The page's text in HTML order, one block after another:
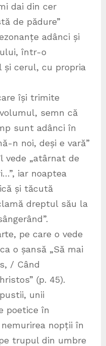
dai din cer
de pădure”
adânci și
într-o
și cerul, cu propria
își trimite
semn că
sunt adânci în
n noi, deși e vară”
vede „atârnat de
iar noaptea
și tăcută
dreptul său la
pe care o vede
o șansă „Să mai
/ Când
(p. 45).
unii
poetice în
nopții în
trupul din umbre